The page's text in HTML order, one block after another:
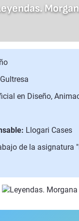
en Diseño,
Llogari Cases
de la asignatura